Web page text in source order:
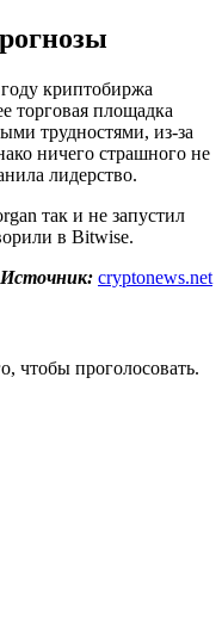
криптобиржа
торговая площадка
трудностями, из-за
ничего страшного не
лидерство.
так и не запустил
в Bitwise.
Источник: cryptonews.net
чтобы проголосовать.